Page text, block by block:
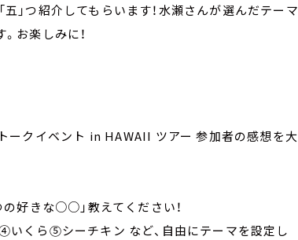
」つ紹介してもらいます！水瀬さんが選んだテーマ
お楽しみに！
ークイベント in HAWAII ツアー 参加者の感想を大
の好きな○○」教えてください！
くら⑤シーチキン など、自由にテーマを設定し